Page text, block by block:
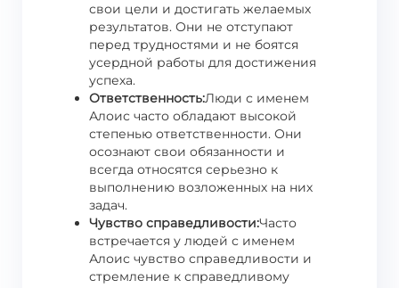
свои цели и достигать желаемых
результатов. Они не отступают
перед трудностями и не боятся
усердной работы для достижения
успеха.
Ответственность:Люди с именем
Алоис часто обладают высокой
степенью ответственности. Они
осознают свои обязанности и
всегда относятся серьезно к
выполнению возложенных на них
задач.
Чувство справедливости:Часто
встречается у людей с именем
Алоис чувство справедливости и
стремление к справедливому